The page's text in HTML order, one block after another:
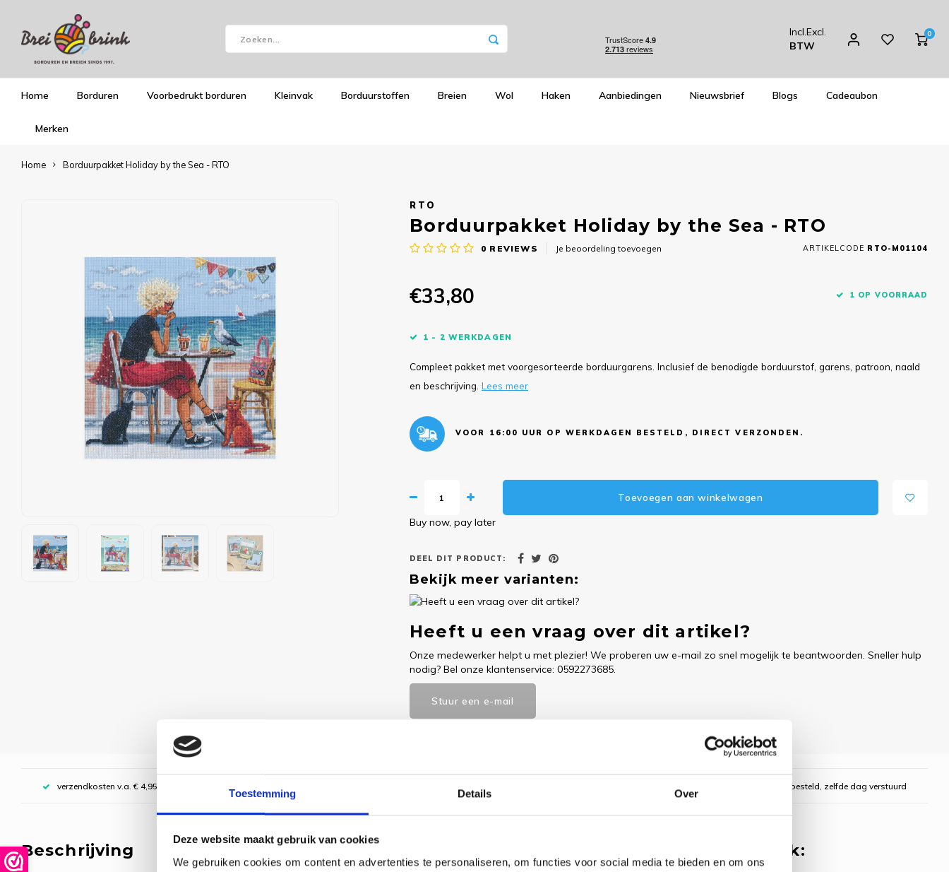
Toestemming Details Over
Deze website maakt gebruik van cookies
We gebruiken cookies om content en advertenties te personaliseren, om functies voor social media te bieden en om ons
Incl.Excl.
BTW
0
Home Borduren Voorbedrukt borduren Kleinvak Borduurstoffen Breien Wol Haken Aanbiedingen Nieuwsbrief Blogs Cadeaubon
Merken
Home Borduurpakket Holiday by the Sea - RTO
RTO
Borduurpakket Holiday by the Sea - RTO
0 REVIEWS Je beoordeling toevoegen ARTIKELCODE RTO-M01104
€33,80 1 OP VOORRAAD
1 - 2 WERKDAGEN
Compleet pakket met voorgesorteerde borduurgarens. Inclusief de benodigde borduurstof, garens, patroon, naald
en beschrijving. Lees meer
VOOR 16:00 UUR OP WERKDAGEN BESTELD, DIRECT VERZONDEN.
Toevoegen aan winkelwagen
Buy now, pay later
DEEL DIT PRODUCT:
Bekijk meer varianten:
Heeft u een vraag over dit artikel?
Onze medewerker helpt u met plezier! We proberen uw e-mail zo snel mogelijk te beantwoorden. Sneller hulp
nodig? Bel onze klantenservice: 0592273685.
Stuur een e-mail
verzendkosten v.a. € 4,95, boven € 70,00 gratis (NL) Voor 16:00 uur besteld, zelfde dag verstuurd
Beschrijving Dit vind je misschien ook leuk: